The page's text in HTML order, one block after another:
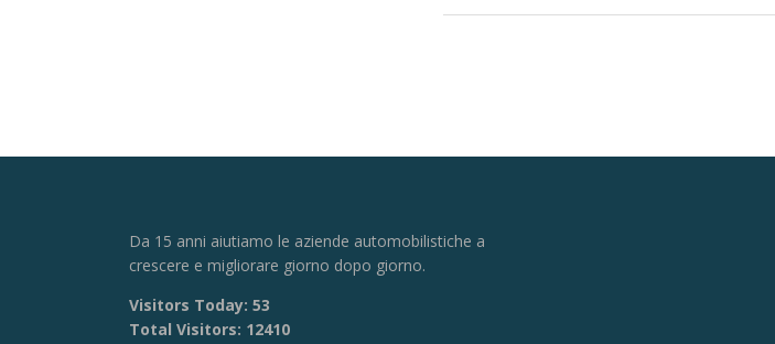
Da 15 anni aiutiamo le aziende automobilistiche a
crescere e migliorare giorno dopo giorno.
Visitors Today: 53
Total Visitors: 12410